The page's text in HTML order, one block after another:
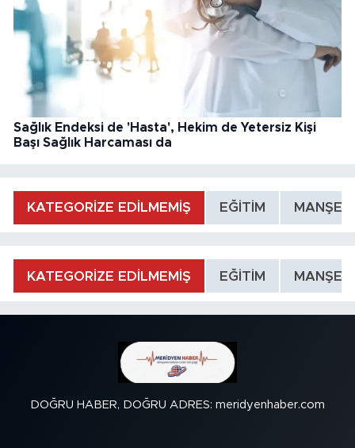
Sağlık Endeksi de 'Hasta', Hekim de Yetersiz Kişi
Başı Sağlık Harcaması da
KATEGORİZE EDİLMEMİŞ EĞİTİM MANŞET
KATEGORİZE EDİLMEMİŞ EĞİTİM MANŞET
DOĞRU HABER, DOĞRU ADRES: meridyenhaber.com